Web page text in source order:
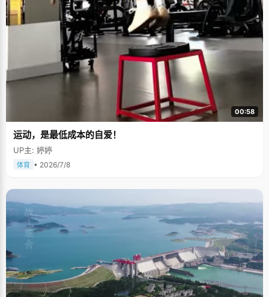
00:58
运动，是最低成本的自爱！
UP主: 婷婷
体育 • 2026/7/8